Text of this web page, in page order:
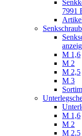
7991
M 1,6
M 2
M 2,5
M 3
M 1,6
M 2
M 2,5